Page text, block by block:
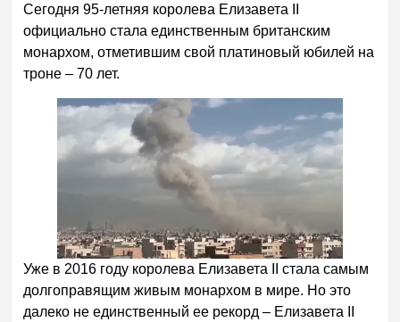
Сегодня 95-летняя королева Елизавета II
официально стала единственным британским
монархом, отметившим свой платиновый юбилей на
троне – 70 лет.
Уже в 2016 году королева Елизавета II стала самым
долгоправящим живым монархом в мире. Но это
далеко не единственный ее рекорд – Елизавета II